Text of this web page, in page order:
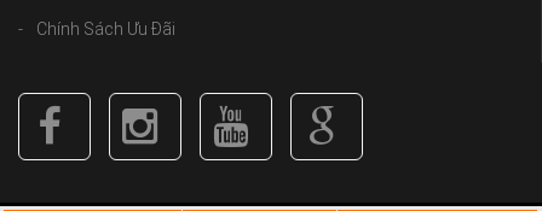
Chính Sách Ưu Đãi